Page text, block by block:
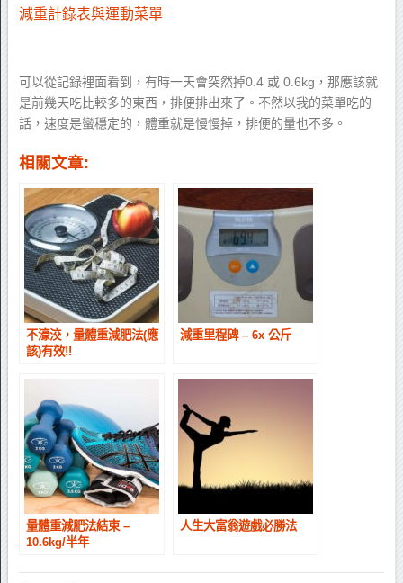
減重計錄表與運動菜單
可以從記錄裡面看到，有時一天會突然掉0.4 或 0.6kg，那應該就
是前幾天吃比較多的東西，排便排出來了。不然以我的菜單吃的
話，速度是蠻穩定的，體重就是慢慢掉，排便的量也不多。
相關文章:
不濠洨，量體重減肥法(應
該)有效!!
減重里程碑 – 6x 公斤
量體重減肥法結束 –
10.6kg/半年
人生大富翁遊戲必勝法